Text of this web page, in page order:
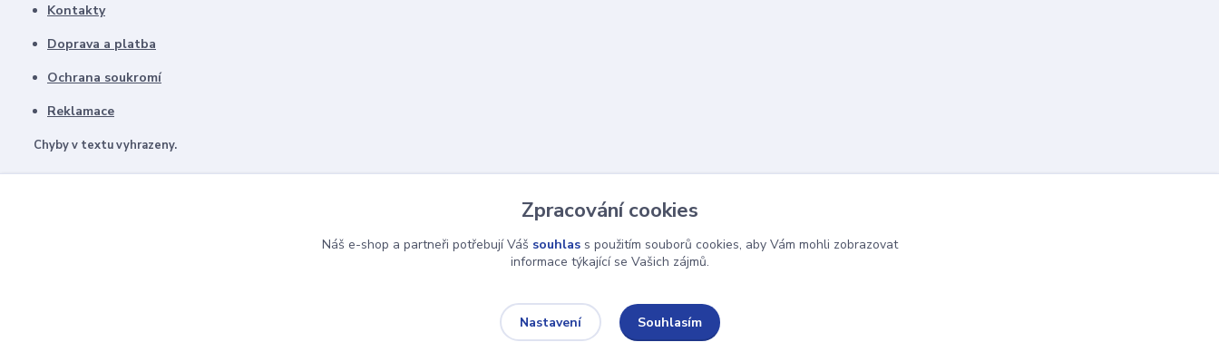
Kontakty
Doprava a platba
Ochrana soukromí
Reklamace
Chyby v textu vyhrazeny.
Zpracování cookies
Náš e-shop a partneři potřebují Váš souhlass použitím souborů cookies, aby Vám mohli zobrazovat
informace týkající se Vašich zájmů.
Nastavení Souhlasím